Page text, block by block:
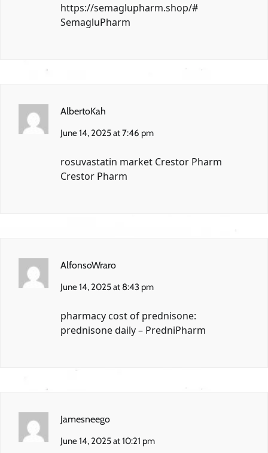
https://semaglupharm.shop/#
SemagluPharm
AlbertoKah
June 14, 2025 at 7:46 pm
rosuvastatin market Crestor Pharm
Crestor Pharm
AlfonsoWraro
June 14, 2025 at 8:43 pm
pharmacy cost of prednisone:
prednisone daily– PredniPharm
Jamesneego
June 14, 2025 at 10:21 pm